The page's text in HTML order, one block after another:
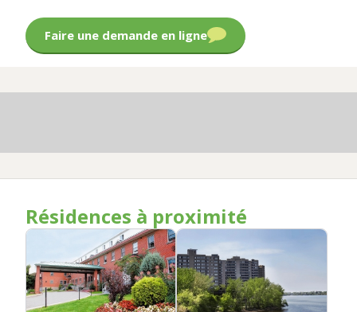
Faire une demande en ligne
Résidences à proximité